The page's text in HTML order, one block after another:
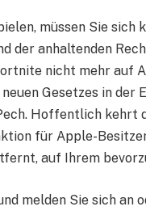
müssen Sie sich
der anhaltenden
nicht mehr auf
Gesetzes in der
Hoffentlich kehrt
für Apple-
auf Ihrem
melden Sie sich an